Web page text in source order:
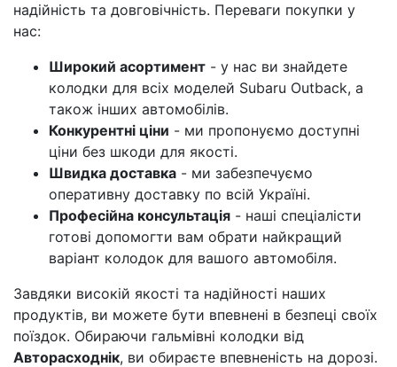
надійність та довговічність. Переваги покупки у
нас:
Широкий асортимент - у нас ви знайдете
колодки для всіх моделей Subaru Outback, а
також інших автомобілів.
Конкурентні ціни - ми пропонуємо доступні
ціни без шкоди для якості.
Швидка доставка - ми забезпечуємо
оперативну доставку по всій Україні.
Професійна консультація - наші спеціалісти
готові допомогти вам обрати найкращий
варіант колодок для вашого автомобіля.
Завдяки високій якості та надійності наших
продуктів, ви можете бути впевнені в безпеці своїх
поїздок. Обираючи гальмівні колодки від
Авторасходнік, ви обираєте впевненість на дорозі.